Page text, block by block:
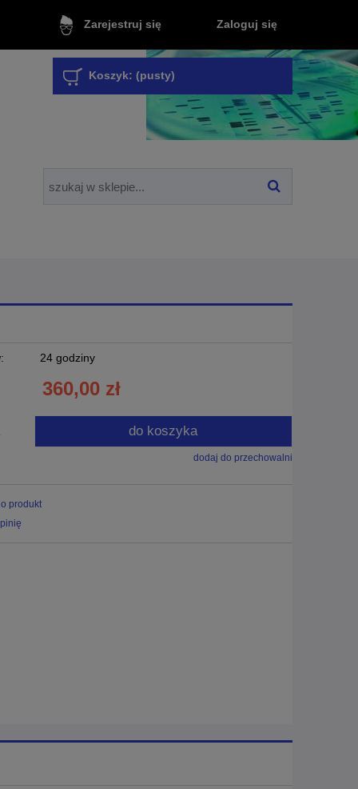
Zarejestruj się Zaloguj się
Koszyk: (pusty)
24 godziny
360,00 zł
do koszyka
dodaj do przechowalni
produkt